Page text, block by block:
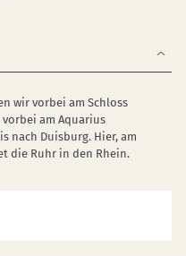
wir vorbei am Schloss
am Aquarius
nach Duisburg. Hier, am
die Ruhr in den Rhein.